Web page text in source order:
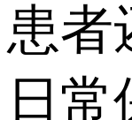
患者
日